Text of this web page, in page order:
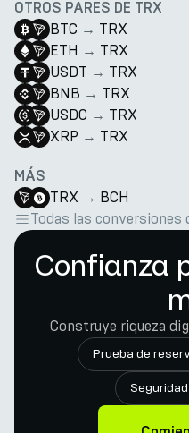
OTROS PARES DE TRX
BTC → TRX
ETH → TRX
USDT → TRX
BNB → TRX
USDC → TRX
XRP → TRX
MÁS
TRX → BCH
Todas las conversiones
Confianza
Construye riqueza
Prueba de